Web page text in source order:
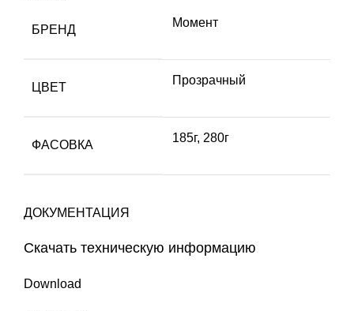
БРЕНД
Момент
ЦВЕТ
Прозрачный
ФАСОВКА
185г, 280г
ДОКУМЕНТАЦИЯ
Скачать техническую информацию
Download